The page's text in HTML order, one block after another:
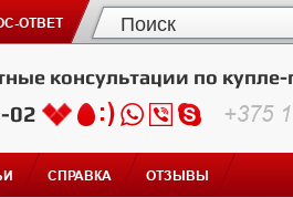
ОТВЕТ
консультации по
02 +375
СПРАВКА ОТЗЫВЫ